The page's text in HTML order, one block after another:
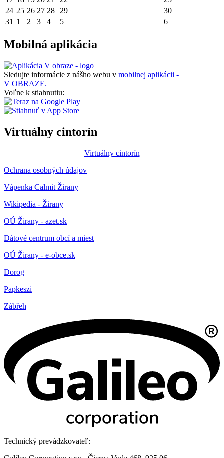
24 25 26 27 28 29
30
31 1 2 3 4 5 6
Mobilná aplikácia
Sledujte informácie z nášho webu v mobilnej aplikácii -
V OBRAZE.
Voľne k stiahnutiu:
Virtuálny cintorín
Virtuálny cintorín
Ochrana osobných údajov
Vápenka Calmit Žirany
Wikipedia - Žirany
OÚ Žirany - azet.sk
Dátové centrum obcí a miest
OÚ Žirany - e-obce.sk
Dorog
Papkeszi
Zábřeh
Technický prevádzkovateľ: